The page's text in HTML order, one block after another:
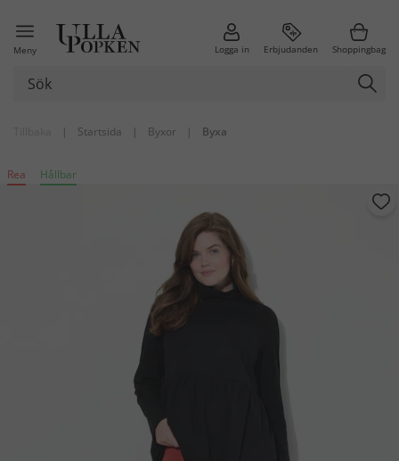
Meny Logga in Erbjudanden Shoppingbag
| Startsida | Byxor | Byxa
Rea Hållbar